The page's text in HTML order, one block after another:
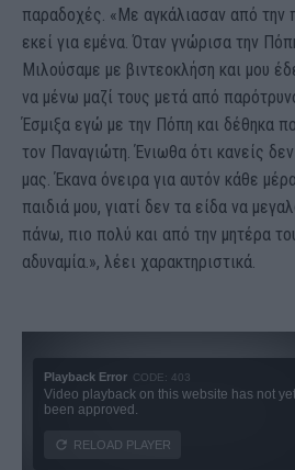
παραδοχές. «Με αγκάλιασαν από την
εκεί για εμένα. Όταν γνώρισα την
Μιλούσαμε με βιντεοκλήση και μου
να μένω μαζί τους μετά από
Έσμιξα εγώ με την Πόπη και δέθηκα
τον Παναγιώτη. Ένιωθα ότι κανείς
μας. Έκανα όνειρα για αυτόν κάθε
παιδιά μου, γιατί δεν τα είδα να
πάνω, πιο πολύ και από την μητέρα
αδυναμία.», λέει χαρακτηριστικά.